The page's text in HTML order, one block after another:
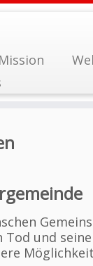
Mission
Tod und